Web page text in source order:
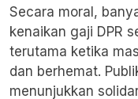
Secara moral,
kenaikan gaji DPR
terutama ketika
dan berhemat.
menunjukkan